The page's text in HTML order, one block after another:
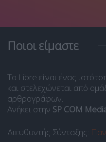
Ποιοι είμαστε
Το Libre είναι ένας
και στελεχώνεται από
αρθρογράφων.
Ανήκει στην SP COM
Διευθυντής Σύνταξης: